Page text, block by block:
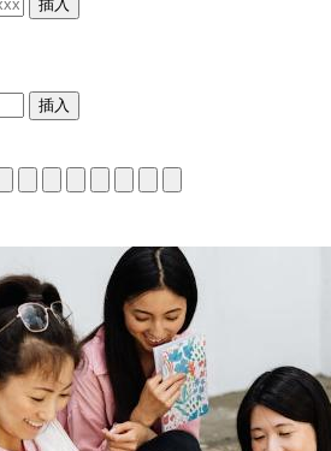
插入
插入